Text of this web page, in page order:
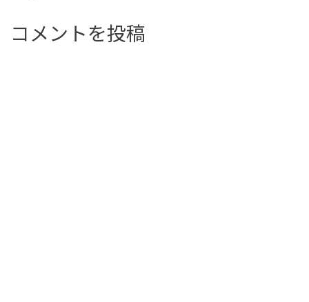
コメントを投稿